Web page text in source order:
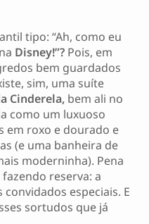
tipo: “Ah, como eu
Disney!”?Pois, em
bem guardados
sim, uma suíte
Cinderela,bem ali no
como um luxuoso
em roxo e dourado e
(e uma banheira de
moderninha). Pena
reserva: a
especiais. E
sortudos que já